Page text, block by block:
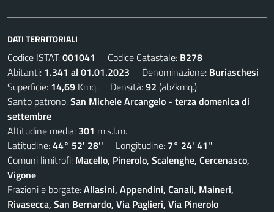
DATI TERRITORIALI
Codice ISTAT:001041 Codice Catastale: B278
Abitanti: 1.341 al 01.01.2023 Denominazione: Buriaschesi
Superficie: 14,69 Kmq. Densità:92 (ab/kmq.)
Santo patrono:San Michele Arcangelo - terza domenica di
settembre
Altitudine media: 301 m.s.l.m.
Latitudine:44° 52' 28'' Longitudine: 7° 24' 41''
Comuni limitrofi: Macello, Pinerolo, Scalenghe, Cercenasco,
Vigone
Frazioni e borgate:Allasini, Appendini, Canali, Maineri,
Rivasecca, San Bernardo, Via Paglieri, Via Pinerolo